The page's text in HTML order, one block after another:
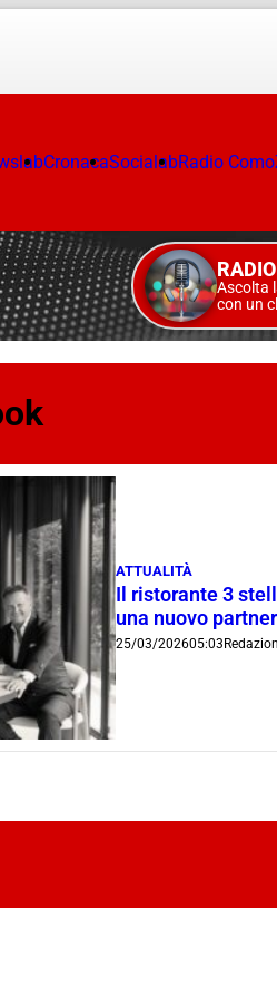
CronacaSocialabRadio
Ascolta
con un
ATTUALITÀ
Il ristorante 3
una nuovo partner
25/03/202605:03